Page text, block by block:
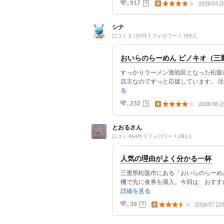
917 ？ 2026/03
シナ
口コミ 2,137件 フォロワー 1,165人
おいらのらーめん ピノキオ（三
すっかりラーメン激戦区となった松
店主なのでずっと応援しています。
る
232 ？ 2026/08
とおるさん
口コミ 964件 フォロワー 1,083人
人気の理由がよく分かる一杯
三重県松阪市にある「おいらのらー
機で先に食券を購入。今回は、おす
詳細を見る
39 ？ 2026/07 訪